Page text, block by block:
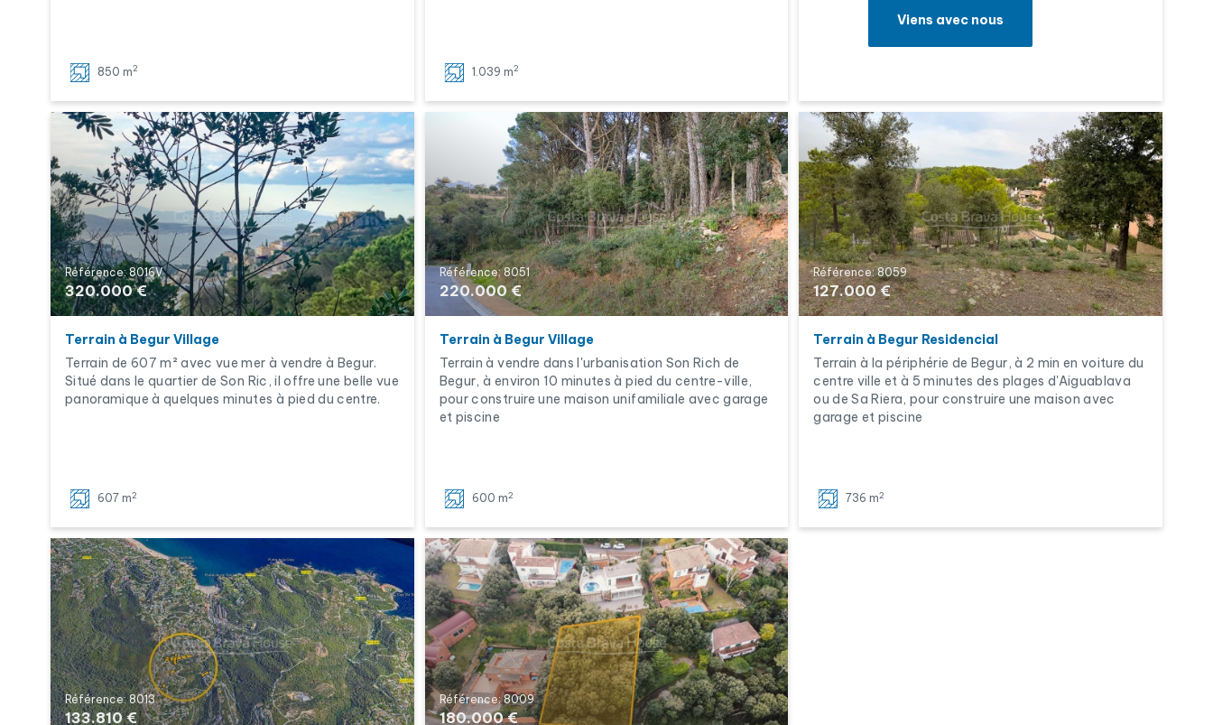
850 m2 1.039 m2
Viens avec nous
Référence: 8016V
320.000 €
Terrain à Begur Village
Terrain de 607 m² avec vue mer à vendre à Begur.
Situé dans le quartier de Son Ric, il offre une belle vue
panoramique à quelques minutes à pied du centre.
607 m2
Référence: 8051
220.000 €
Terrain à Begur Village
Terrain à vendre dans l'urbanisation Son Rich de
Begur, à environ 10 minutes à pied du centre-ville,
pour construire une maison unifamiliale avec garage
et piscine
600 m2
Référence: 8059
127.000 €
Terrain à Begur Residencial
Terrain à la périphérie de Begur, à 2 min en voiture du
centre ville et à 5 minutes des plages d'Aiguablava
ou de Sa Riera, pour construire une maison avec
garage et piscine
736 m2
Référence: 8013
133.810 €
Référence: 8009
180.000 €